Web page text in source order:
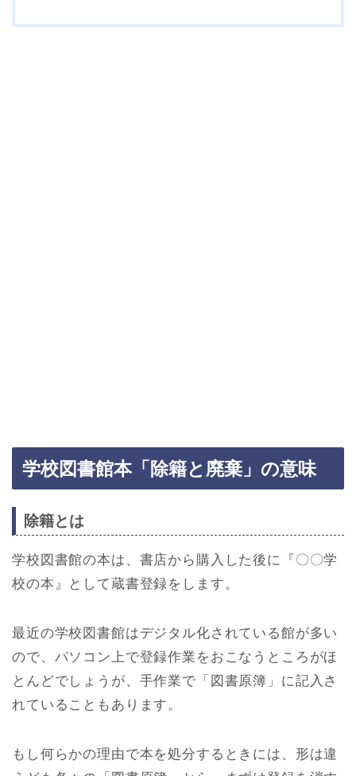
学校図書館本「除籍と廃棄」の意味
除籍とは
学校図書館の本は、書店から購入した後に『〇〇学
校の本』として蔵書登録をします。
最近の学校図書館はデジタル化されている館が多い
ので、パソコン上で登録作業をおこなうところがほ
とんどでしょうが、手作業で「図書原簿」に記入さ
れていることもあります。
もし何らかの理由で本を処分するときには、形は違